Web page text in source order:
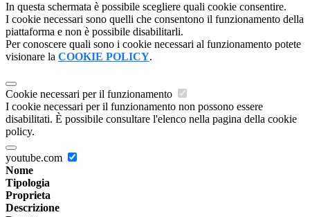
In questa schermata è possibile scegliere quali cookie consentire.
I cookie necessari sono quelli che consentono il funzionamento della
piattaforma e non è possibile disabilitarli.
Per conoscere quali sono i cookie necessari al funzionamento potete
visionare la COOKIE POLICY.
Cookie necessari per il funzionamento
I cookie necessari per il funzionamento non possono essere
disabilitati. È possibile consultare l'elenco nella pagina della cookie
policy.
youtube.com
Nome
Tipologia
Proprieta
Descrizione